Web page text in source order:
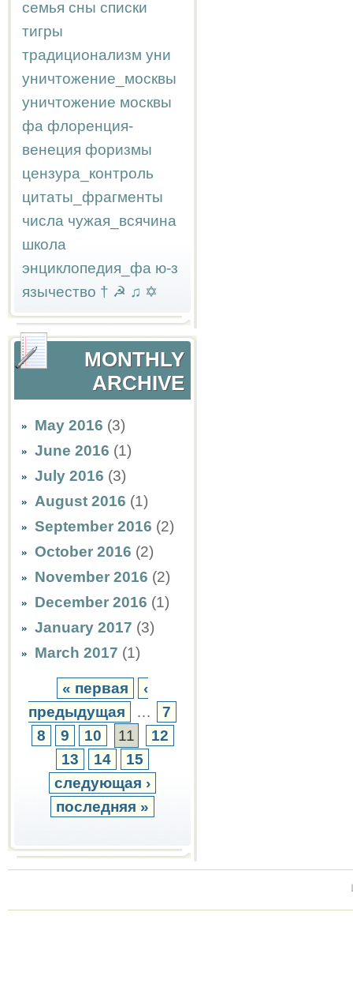
семья сны списки
тигры
традиционализм уни
уничтожение_москвы
уничтожение москвы
фа флоренция-
венеция форизмы
цензура_контроль
цитаты_фрагменты
числа чужая_всячина
школа
энциклопедия_фа ю-з
язычество † ☭ ♫ ✡
MONTHLY
ARCHIVE
May 2016 (3)
June 2016 (1)
July 2016 (3)
August 2016 (1)
September 2016 (2)
October 2016 (2)
November 2016 (2)
December 2016 (1)
January 2017 (3)
March 2017 (1)
« первая
‹
предыдущая
…
7
8
9 10 11
12
13
14
15
следующая ›
последняя »